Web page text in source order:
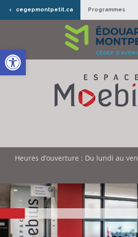
Ouvrir la barre d’outils
cegepmontpetit.ca Programmes
Heures d’ouverture : Du lundi au